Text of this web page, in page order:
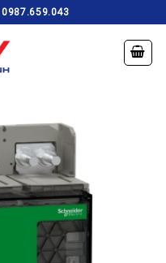
0987.659.043